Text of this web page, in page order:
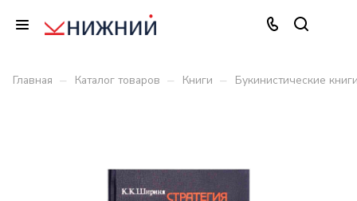
Главная – Каталог товаров – Книги – Букинистические